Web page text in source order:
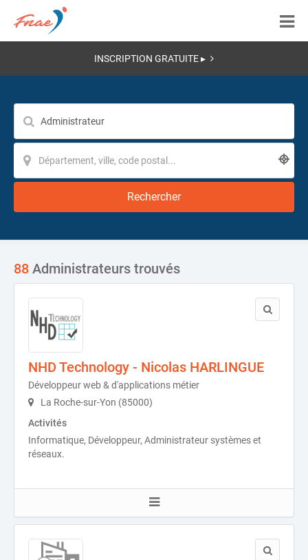
INSCRIPTION GRATUITE ▸
Rechercher
88 Administrateurs trouvés
NHD Technology - Nicolas HARLINGUE
Développeur web & d'applications métier
La Roche-sur-Yon (85000)
Activités
Informatique, Développeur, Administrateur systèmes et
réseaux.